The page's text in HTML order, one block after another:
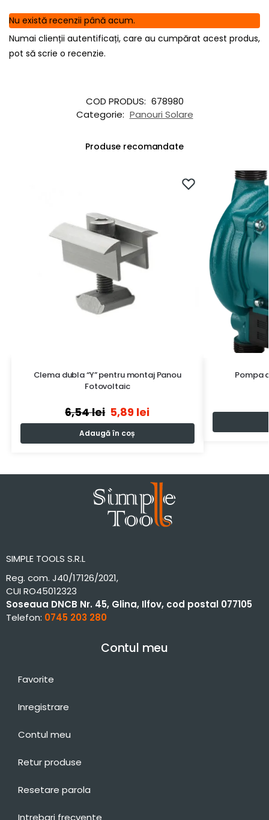
Nu există recenzii până acum.
Numai clienții autentificați, care au cumpărat acest produs,
pot să scrie o recenzie.
COD PRODUS: 678980
Categorie: Panouri Solare
Produse recomandate
Clema dubla “Y” pentru montaj Panou
Fotovoltaic
6,54lei 5,89 lei
Adaugă în coș
Pompa
SIMPLE TOOLS S.R.L
Reg. com. J40/17126/2021,
CUI RO45012323
Soseaua DNCB Nr. 45, Glina, Ilfov, cod postal 077105
Telefon: 0745 203 280
Contul meu
Favorite
Inregistrare
Contul meu
Retur produse
Resetare parola
Intrebari frecvente